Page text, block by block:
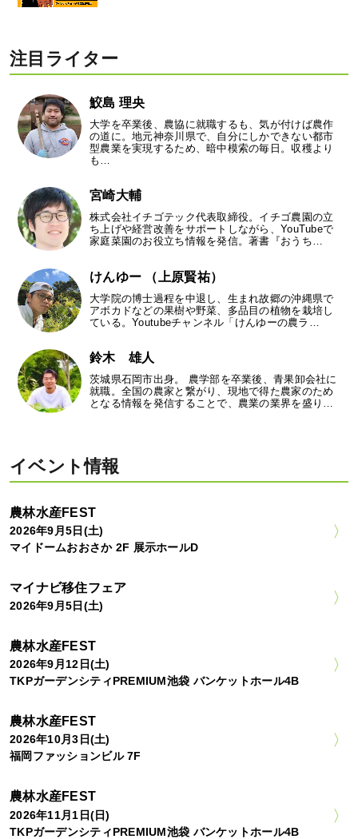
注目ライター
鮫島 理央
大学を卒業後、農協に就職するも、気が付けば農作
の道に。地元神奈川県で、自分にしかできない都市
型農業を実現するため、暗中模索の毎日。収穫より
も…
宮崎大輔
株式会社イチゴテック代表取締役。イチゴ農園の立
ち上げや経営改善をサポートしながら、YouTubeで
家庭菜園のお役立ち情報を発信。著書『おうち…
けんゆー （上原賢祐）
大学院の博士過程を中退し、生まれ故郷の沖縄県で
アボカドなどの果樹や野菜、多品目の植物を栽培し
ている。Youtubeチャンネル「けんゆーの農ラ…
鈴木 雄人
茨城県石岡市出身。 農学部を卒業後、青果卸会社に
就職。全国の農家と繋がり、現地で得た農家のため
となる情報を発信することで、農業の業界を盛り…
イベント情報
農林水産FEST
2026年9月5日(土)
マイドームおおさか 2F 展示ホールD
マイナビ移住フェア
2026年9月5日(土)
農林水産FEST
2026年9月12日(土)
TKPガーデンシティPREMIUM池袋 バンケットホール4B
農林水産FEST
2026年10月3日(土)
福岡ファッションビル 7F
農林水産FEST
2026年11月1日(日)
TKPガーデンシティPREMIUM池袋 バンケットホール4B